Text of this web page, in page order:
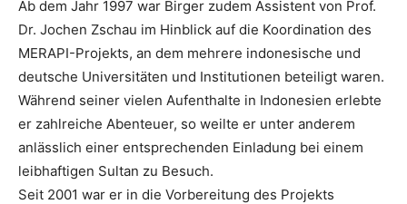
Ab dem Jahr 1997 war Birger zudem Assistent von Prof.
Dr. Jochen Zschau im Hinblick auf die Koordination des
MERAPI-Projekts, an dem mehrere indonesische und
deutsche Universitäten und Institutionen beteiligt waren.
Während seiner vielen Aufenthalte in Indonesien erlebte
er zahlreiche Abenteuer, so weilte er unter anderem
anlässlich einer entsprechenden Einladung bei einem
leibhaftigen Sultan zu Besuch.
Seit 2001 war er in die Vorbereitung des Projekts